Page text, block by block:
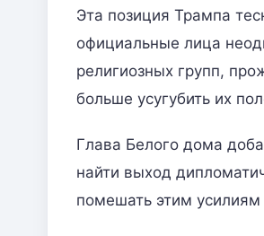
Эта позиция Трампа
официальные лица
религиозных групп,
больше усугубить их
Глава Белого дома
найти выход
помешать этим усилиям